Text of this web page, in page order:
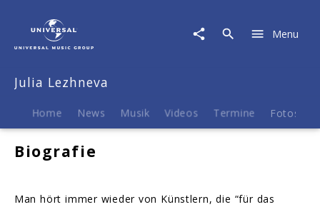
Lezhneva
Biografie
Menu
Julia Lezhneva
Home News Musik Videos Termine Fotos
Biografie
Man hört immer wieder von Künstlern, die “für das